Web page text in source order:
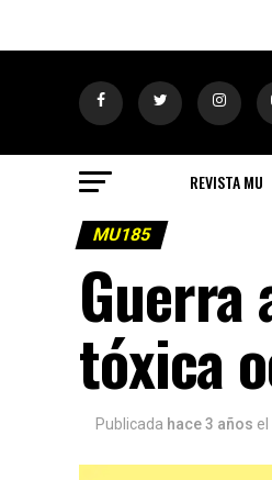
REVISTA MU
MU185
Guerra
tóxica
Publicada hace 3 años el